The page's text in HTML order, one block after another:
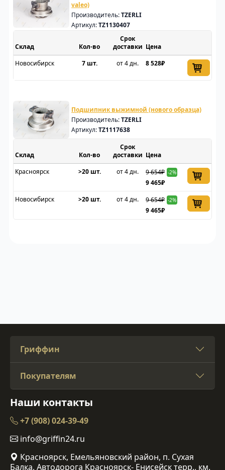
valeo)
Производитель:TZERLI
Артикул:TZ1130407
Склад
Срок
доставки Цена
Новосибирск
7 шт. от 4 дн. 8 528₽
Подшипник выжимной (нового образца)
Производитель:TZERLI
Артикул:TZ1117638
Склад
Срок
доставки Цена
Красноярск
>20 шт. от 4 дн. 9 654₽ -2%
9 465₽
Новосибирск
>20 шт. от 4 дн. 9 654₽ -2%
9 465₽
Гриффин
Покупателям
Наши контакты
+7 (908) 024-39-49
info@griffin24.ru
Красноярск, Емельяновский район, п. Сухая
Балка, Автодорога Красноярск- Енисейск терр., км.